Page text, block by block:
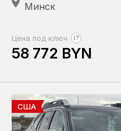
Минск
Цена под ключ ?
58 772 BYN
США